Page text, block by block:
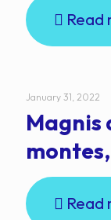
Read
January 31, 2022
Magnis
Read